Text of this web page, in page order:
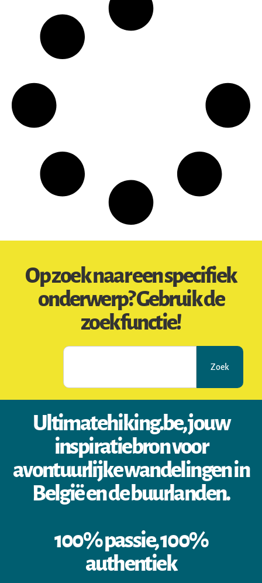
Op zoek naar een specifiek
onderwerp? Gebruik de
zoekfunctie!
Zoek
Ultimatehiking.be, jouw
inspiratiebron voor
avontuurlijke wandelingen in
België en de buurlanden.
100% passie, 100%
authentiek